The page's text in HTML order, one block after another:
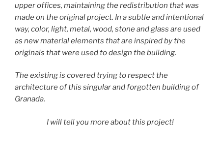
upper offices, maintaining the redistribution that was
made on the original project. In a subtle and intentional
way, color, light, metal, wood, stone and glass are used
as new material elements that are inspired by the
originals that were used to design the building.
The existing is covered trying to respect the
architecture of this singular and forgotten building of
Granada.
I will tell you more about this project!